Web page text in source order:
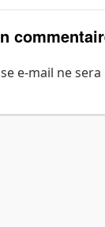
e-mail ne sera